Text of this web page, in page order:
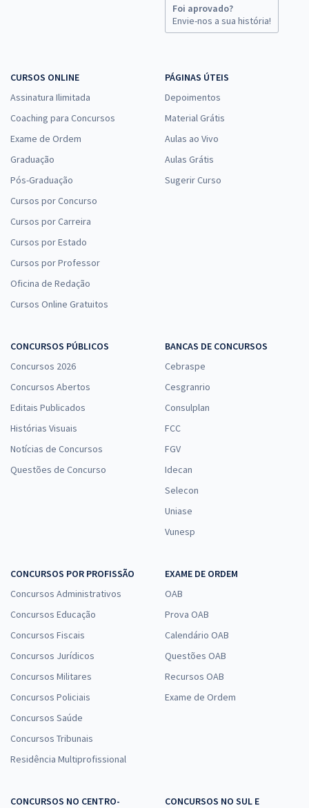
Foi aprovado?
Envie-nos a sua história!
CURSOS ONLINE
Assinatura Ilimitada
Coaching para Concursos
Exame de Ordem
Graduação
Pós-Graduação
Cursos por Concurso
Cursos por Carreira
Cursos por Estado
Cursos por Professor
Oficina de Redação
Cursos Online Gratuitos
PÁGINAS ÚTEIS
Depoimentos
Material Grátis
Aulas ao Vivo
Aulas Grátis
Sugerir Curso
CONCURSOS PÚBLICOS
Concursos 2026
Concursos Abertos
Editais Publicados
Histórias Visuais
Notícias de Concursos
Questões de Concurso
BANCAS DE CONCURSOS
Cebraspe
Cesgranrio
Consulplan
FCC
FGV
Idecan
Selecon
Uniase
Vunesp
CONCURSOS POR PROFISSÃO
Concursos Administrativos
Concursos Educação
Concursos Fiscais
Concursos Jurídicos
Concursos Militares
Concursos Policiais
Concursos Saúde
Concursos Tribunais
Residência Multiprofissional
EXAME DE ORDEM
OAB
Prova OAB
Calendário OAB
Questões OAB
Recursos OAB
Exame de Ordem
CONCURSOS NO CENTRO-
CONCURSOS NO SUL E